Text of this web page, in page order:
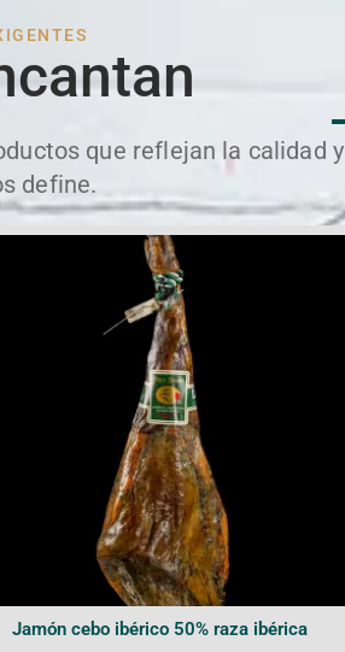
que reflejan la calidad y
define.
Jamón cebo ibérico 50% raza ibérica